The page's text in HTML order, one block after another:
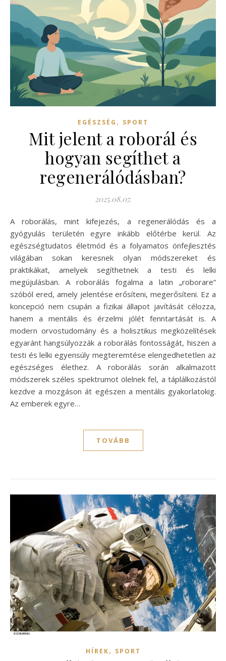
EGÉSZSÉG , SPORT
Mit jelent a roborál és
hogyan segíthet a
regenerálódásban?
2025.08.07.
A roborálás, mint kifejezés, a regenerálódás és a
gyógyulás területén egyre inkább előtérbe kerül. Az
egészségtudatos életmód és a folyamatos önfejlesztés
világában sokan keresnek olyan módszereket és
praktikákat, amelyek segíthetnek a testi és lelki
megújulásban. A roborálás fogalma a latin „roborare”
szóból ered, amely jelentése erősíteni, megerősíteni. Ez a
koncepció nem csupán a fizikai állapot javítását célozza,
hanem a mentális és érzelmi jólét fenntartását is. A
modern orvostudomány és a holisztikus megközelítések
egyaránt hangsúlyozzák a roborálás fontosságát, hiszen a
testi és lelki egyensúly megteremtése elengedhetetlen az
egészséges élethez. A roborálás során alkalmazott
módszerek széles spektrumot ölelnek fel, a táplálkozástól
kezdve a mozgáson át egészen a mentális gyakorlatokig.
Az emberek egyre…
TOVÁBB
HÍREK, SPORT